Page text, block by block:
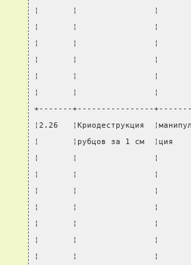
¦       ¦                ¦
¦       ¦                ¦
¦       ¦                ¦
¦       ¦                ¦
¦       ¦                ¦
¦       ¦                ¦
+-------+----------------
¦2.26   ¦Криодеструкция
¦       ¦рубцов за 1 см  ¦ция
¦       ¦                ¦
¦       ¦                ¦
¦       ¦                ¦
¦       ¦                ¦
¦       ¦                ¦
¦       ¦                ¦
¦       ¦                ¦